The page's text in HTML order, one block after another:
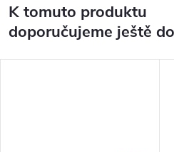
K tomuto produktu
doporučujeme ještě